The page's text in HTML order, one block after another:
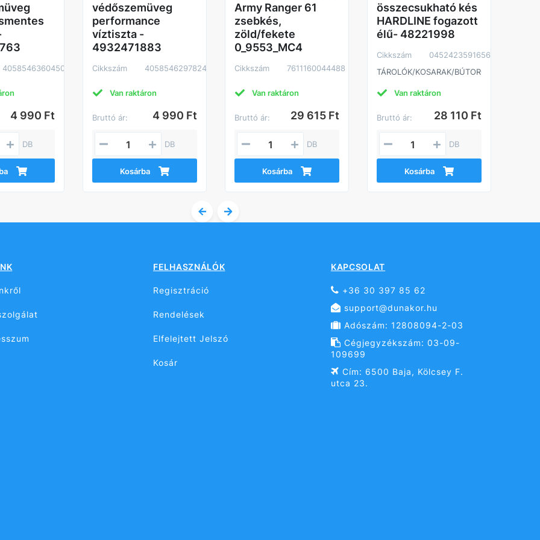
4058546360450
4 990 Ft
DB
védőszemüveg
performance
víztiszta -
4932471883
Cikkszám 4058546297824
Van raktáron
Bruttó ár: 4 990 Ft
DB
Kosárba
Army Ranger 61
zsebkés,
zöld/fekete
0_9553_MC4
Cikkszám 7611160044488
Van raktáron
Bruttó ár: 29 615 Ft
DB
Kosárba
összecsukható kés
HARDLINE fogazott
élű- 48221998
Cikkszám
0452423591656
TÁROLÓK/KOSARAK/BÚTOROK
Van raktáron
Bruttó ár: 28 110 Ft
DB
Kosárba
FELHASZNÁLÓK
Regisztráció
Rendelések
Elfelejtett Jelszó
Kosár
KAPCSOLAT
+36 30 397 85 62
support@dunakor.hu
Adószám: 12808094-2-03
Cégjegyzékszám: 03-09-
109699
Cím: 6500 Baja, Kölcsey F.
utca 23.